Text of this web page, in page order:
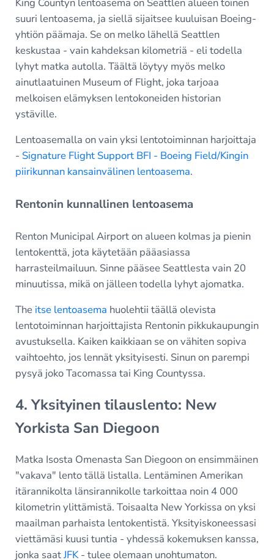
suuri lentoasema, ja siellä sijaitsee kuuluisan Boeing-
yhtiön päämaja. Se on melko lähellä Seattlen
keskustaa - vain kahdeksan kilometriä - eli todella
lyhyt matka autolla. Täältä löytyy myös melko
ainutlaatuinen Museum of Flight, joka tarjoaa
melkoisen elämyksen lentokoneiden historian
ystäville.
Lentoasemalla on vain yksi lentotoiminnan harjoittaja
- Signature Flight Support BFI - Boeing Field/Kingin
piirikunnan kansainvälinen lentoasema.
Rentonin kunnallinen lentoasema
Renton Municipal Airport on alueen kolmas ja pienin
lentokenttä, jota käytetään pääasiassa
harrasteilmailuun. Sinne pääsee Seattlesta vain 20
minuutissa, mikä on jälleen todella lyhyt ajomatka.
The itse lentoasema huolehtii täällä olevista
lentotoiminnan harjoittajista Rentonin pikkukaupungin
avustuksella. Kaiken kaikkiaan se on vähiten sopiva
vaihtoehto, jos lennät yksityisesti. Sinun on parempi
pysyä joko Tacomassa tai King Countyssa.
4. Yksityinen tilauslento: New
Yorkista San Diegoon
Matka Isosta Omenasta San Diegoon on ensimmäinen
"vakava" lento tällä listalla. Lentäminen Amerikan
itärannikolta länsirannikolle tarkoittaa noin 4 000
kilometrin ylittämistä. Toisaalta New Yorkissa on yksi
maailman parhaista lentokentistä. Yksityiskoneessasi
viettämäsi kuusi tuntia - yhdessä kokemuksen kanssa,
jonka saatJFK- tulee olemaan unohtumaton.